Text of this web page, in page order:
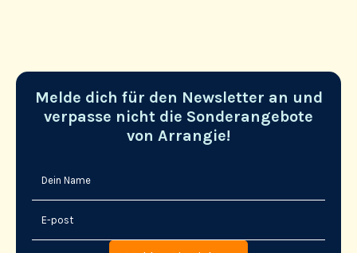
Melde dich für den Newsletter an und
verpasse nicht die Sonderangebote
von Arrangie!